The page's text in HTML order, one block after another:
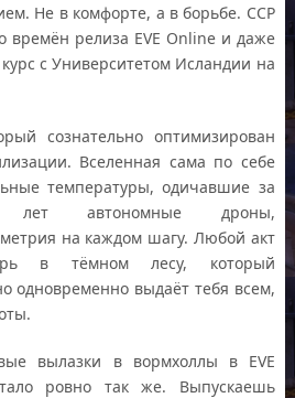
Не в комфорте, а в борьбе. CCP
времён релиза EVE Online и даже
с Университетом Исландии на
сознательно оптимизирован
Вселенная сама по себе
температуры, одичавшие за
лет автономные дроны,
на каждом шагу. Любой акт
в тёмном лесу, который
одновременно выдаёт тебя всем,
вылазки в вормхоллы в EVE
ровно так же. Выпускаешь